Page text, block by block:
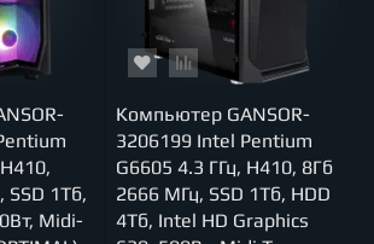
SSD 1Тб,
Midi-
Компьютер GANSOR-
3206199 Intel Pentium
G6605 4.3 ГГц, H410, 8Гб
2666 МГц, SSD 1Тб, HDD
4Тб, Intel HD Graphics